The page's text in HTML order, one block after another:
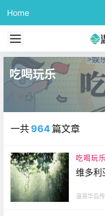
Home
吃喝玩乐
一共964篇文章
吃喝玩乐
维多利
温哥华岛